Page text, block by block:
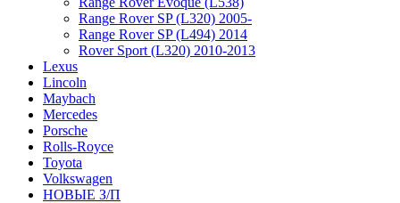
Range Rover SP (L320) 2005-
Range Rover SP (L494) 2014
Rover Sport (L320) 2010-2013
Lexus
Lincoln
Maybach
Mercedes
Porsche
Rolls-Royce
Toyota
Volkswagen
НОВЫЕ З/П